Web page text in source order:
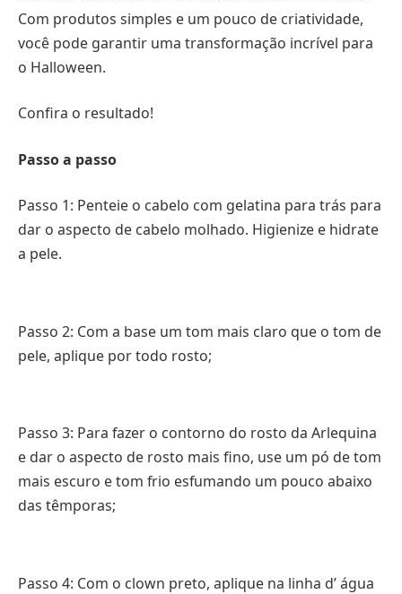
Com produtos simples e um pouco de criatividade,
você pode garantir uma transformação incrível para
o Halloween.
Confira o resultado!
Passo a passo
Passo 1: Penteie o cabelo com gelatina para trás para
dar o aspecto de cabelo molhado. Higienize e hidrate
a pele.
Passo 2: Com a base um tom mais claro que o tom de
pele, aplique por todo rosto;
Passo 3: Para fazer o contorno do rosto da Arlequina
e dar o aspecto de rosto mais fino, use um pó de tom
mais escuro e tom frio esfumando um pouco abaixo
das têmporas;
Passo 4: Com o clown preto, aplique na linha d’ água